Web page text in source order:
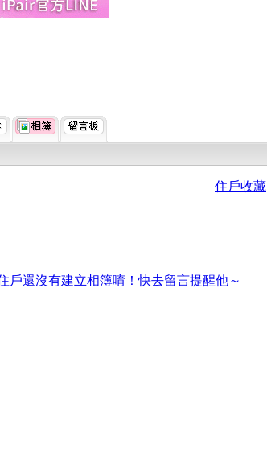
住戶收藏
戶還沒有建立相簿唷！快去留言提醒他～